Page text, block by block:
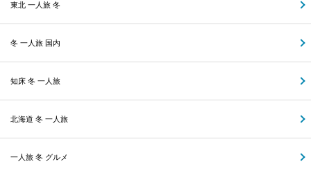
東北 一人旅 冬
冬 一人旅 国内
知床 冬 一人旅
北海道 冬 一人旅
一人旅 冬 グルメ